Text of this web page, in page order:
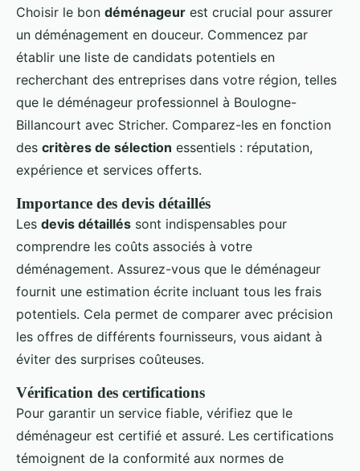
Choisir le bon déménageur est crucial pour assurer
un déménagement en douceur. Commencez par
établir une liste de candidats potentiels en
recherchant des entreprises dans votre région, telles
que le déménageur professionnel à Boulogne-
Billancourt avec Stricher. Comparez-les en fonction
des critères de sélection essentiels : réputation,
expérience et services offerts.
Importance des devis détaillés
Les devis détaillés sont indispensables pour
comprendre les coûts associés à votre
déménagement. Assurez-vous que le déménageur
fournit une estimation écrite incluant tous les frais
potentiels. Cela permet de comparer avec précision
les offres de différents fournisseurs, vous aidant à
éviter des surprises coûteuses.
Vérification des certifications
Pour garantir un service fiable, vérifiez que le
déménageur est certifié et assuré. Les certifications
témoignent de la conformité aux normes de